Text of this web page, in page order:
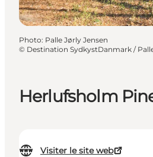
Herlufsholm
Visiter le site web
Photo: Palle Jørly Jensen
© Destination SydkystDanmark /